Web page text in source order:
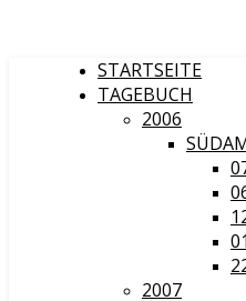
STARTSEITE
TAGEBUCH
2006
2007